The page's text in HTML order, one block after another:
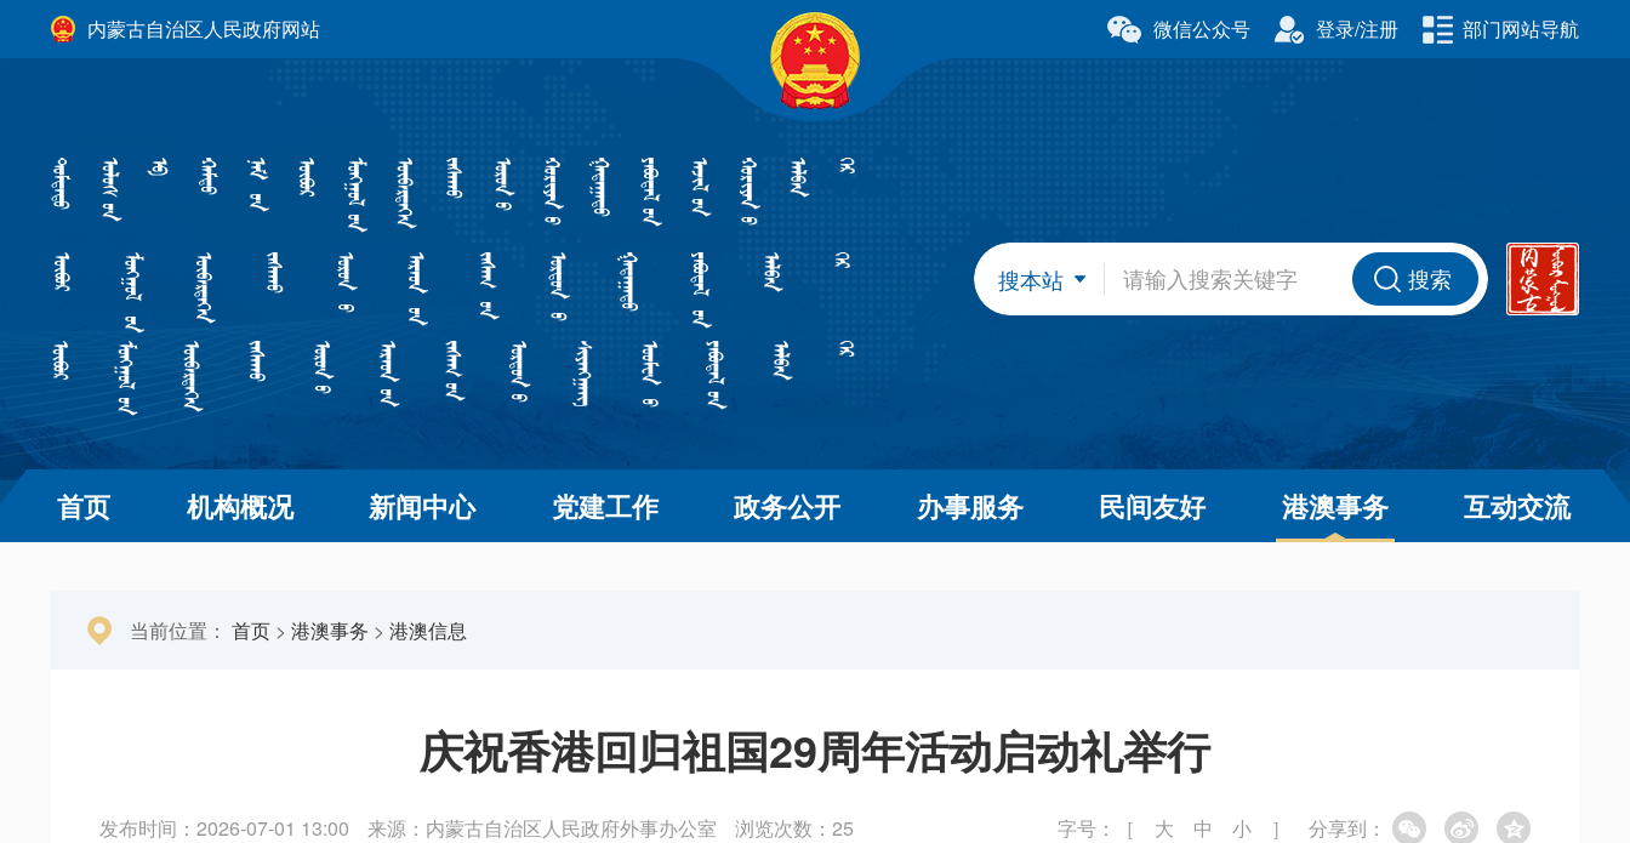
内蒙古自治区人民政府网站 微信公众号 登录/注册 部门网站导航
自治区政府组成部门
发展和改革委员会
工业和信息化厅
生态环境厅
外事办公室
交通运输厅
农牧厅
商务厅
卫生健康委员会
退役军人事务厅
应急管理厅
自治区直属机构
市场监督管理局 林业和草原局
广播电视局
搜本站 搜索
首页 机构概况 新闻中心 党建工作 政务公开 办事服务 民间友好 港澳事务 互动交流
当前位置： 首页 > 港澳事务 > 港澳信息
庆祝香港回归祖国29周年活动启动礼举行
发布时间：2026-07-01 13:00 来源：内蒙古自治区人民政府外事办公室 浏览次数：25 字号：［ 大 中 小 ］ 分享到：